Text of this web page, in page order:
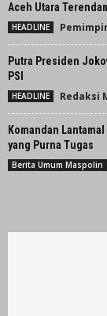
Aceh Utara
HEADLINE
Putra Presiden
PSI
HEADLINE Redaksi
Komandan
yang Purna Tugas
Berita Umum Maspolin